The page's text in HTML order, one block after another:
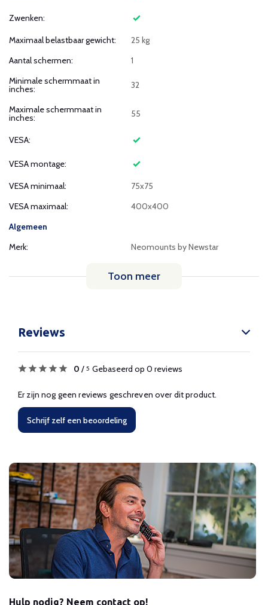
Zwenken:
Maximaal belastbaar gewicht:
25 kg
Aantal schermen:
1
Minimale schermmaat in
inches: 32
Maximale schermmaat in
inches: 55
VESA:
VESA montage:
VESA minimaal:
75x75
VESA maximaal:
400x400
Algemeen
Merk:
Neomounts by Newstar
Toon meer
Reviews
0 / 5 Gebaseerd op 0 reviews
Er zijn nog geen reviews geschreven over dit product.
Schrijf zelf een beoordeling
Hulp nodig? Neem contact op!